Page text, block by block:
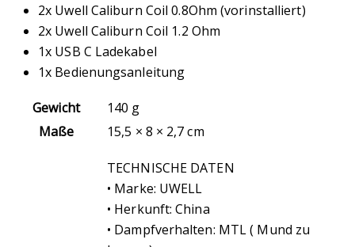
2x Uwell Caliburn Coil 0.8Ohm (vorinstalliert)
2x Uwell Caliburn Coil 1.2 Ohm
1x USB C Ladekabel
1x Bedienungsanleitung
Gewicht
140 g
Maße
15,5 × 8 × 2,7 cm
TECHNISCHE DATEN
• Marke: UWELL
• Herkunft: China
• Dampfverhalten: MTL ( Mund zu